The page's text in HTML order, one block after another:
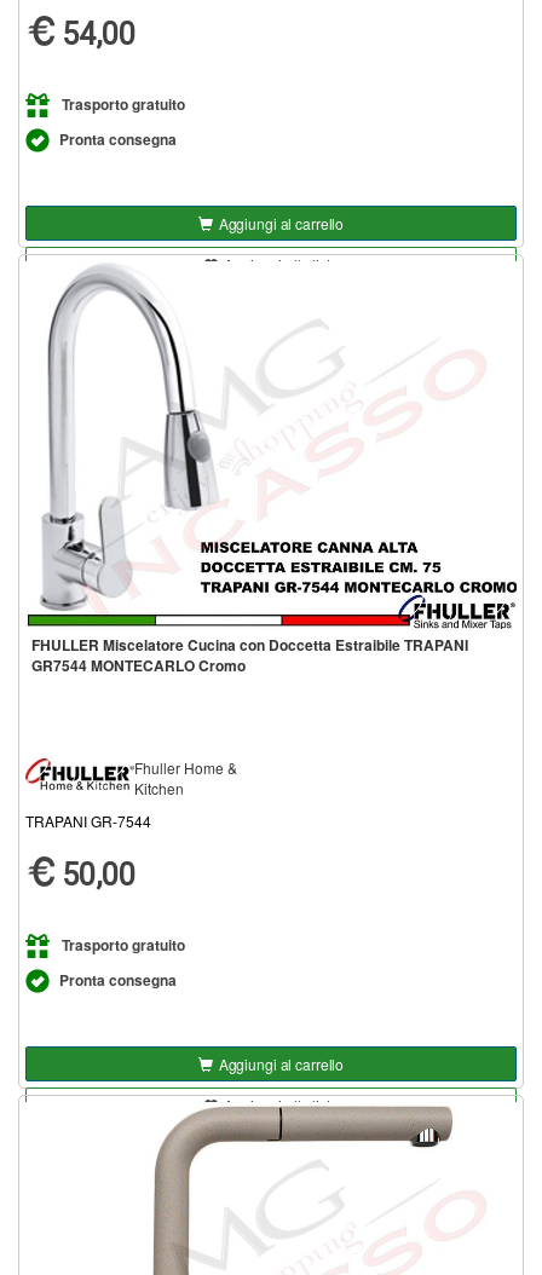
54,00
Trasporto gratuito
Pronta consegna
Aggiungi al carrello
Aggiungi alla lista
FHULLER Miscelatore Cucina con Doccetta Estraibile TRAPANI
GR7544 MONTECARLO Cromo
Fhuller Home &
Kitchen
TRAPANI GR-7544
50,00
Trasporto gratuito
Pronta consegna
Aggiungi al carrello
Aggiungi alla lista